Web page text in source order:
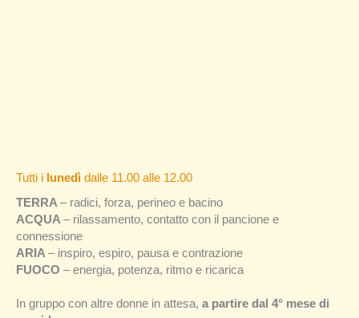
Tutti i lunedì dalle 11.00 alle 12.00
TERRA – radici, forza, perineo e bacino
ACQUA – rilassamento, contatto con il pancione e
connessione
ARIA – inspiro, espiro, pausa e contrazione
FUOCO – energia, potenza, ritmo e ricarica
In gruppo con altre donne in attesa, a partire dal 4° mese di